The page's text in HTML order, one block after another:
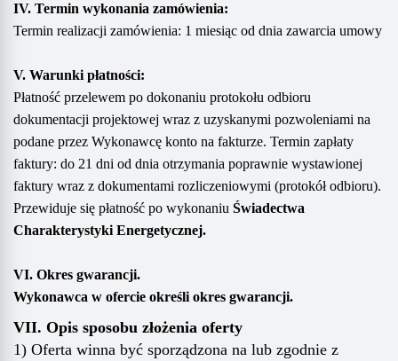
IV. Termin wykonania zamówienia:
Termin realizacji zamówienia: 1 miesiąc od dnia zawarcia umowy
V. Warunki płatności:
Płatność przelewem po dokonaniu protokołu odbioru
dokumentacji projektowej wraz z uzyskanymi pozwoleniami na
podane przez Wykonawcę konto na fakturze. Termin zapłaty
faktury: do 21 dni od dnia otrzymania poprawnie wystawionej
faktury wraz z dokumentami rozliczeniowymi (protokół odbioru).
Przewiduje się płatność po wykonaniu Świadectwa
Charakterystyki Energetycznej.
VI. Okres gwarancji.
Wykonawca w ofercie określi okres gwarancji.
VII. Opis sposobu złożenia oferty
1) Oferta winna być sporządzona na lub zgodnie z